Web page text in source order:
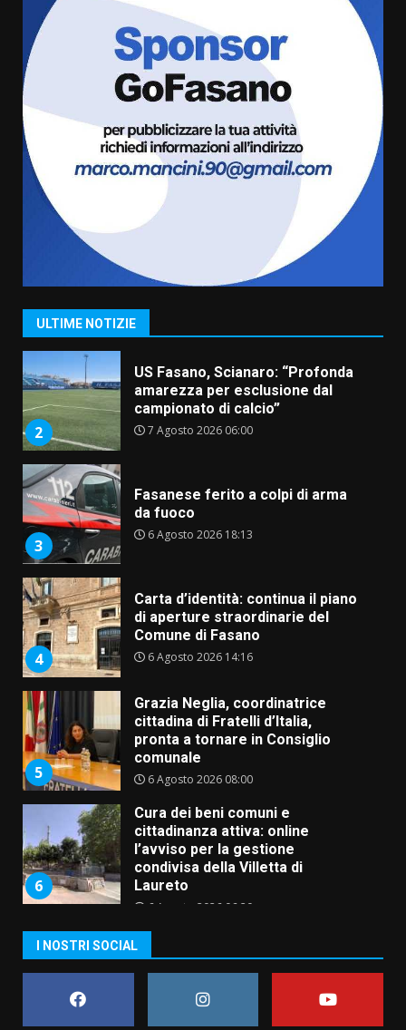
ULTIME NOTIZIE
Cura dei beni comuni e
cittadinanza attiva: online
l’avviso per la gestione
condivisa della Villetta di
Laureto
La magia del Minareto e la prima
assoluta de “L’Albergo
Belvedere. Il rapimento”
6 Agosto 2026 06:15
1
“I Contestatori: Musica di
Rivoluzione”: nuovo
appuntamento con “Fasano in
2
US Fasano, Scianaro: “Profonda
amarezza per esclusione dal
campionato di calcio”
7 Agosto 2026 06:00
3
Fasanese ferito a colpi di arma
da fuoco
6 Agosto 2026 18:13
4
Carta d’identità: continua il piano
di aperture straordinarie del
Comune di Fasano
6 Agosto 2026 14:16
5
Grazia Neglia, coordinatrice
cittadina di Fratelli d’Italia,
pronta a tornare in Consiglio
comunale
6 Agosto 2026 08:00
6
Cura dei beni comuni e
cittadinanza attiva: online
l’avviso per la gestione
condivisa della Villetta di
Laureto
6 Agosto 2026 06:20
assoluta de “L’Albergo
Belvedere. Il rapimento”
6 Agosto 2026 06:15
I NOSTRI SOCIAL